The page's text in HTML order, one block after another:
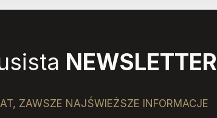
NEWSLETTER
ZAWSZE NAJŚWIEŻSZE INFORMACJE